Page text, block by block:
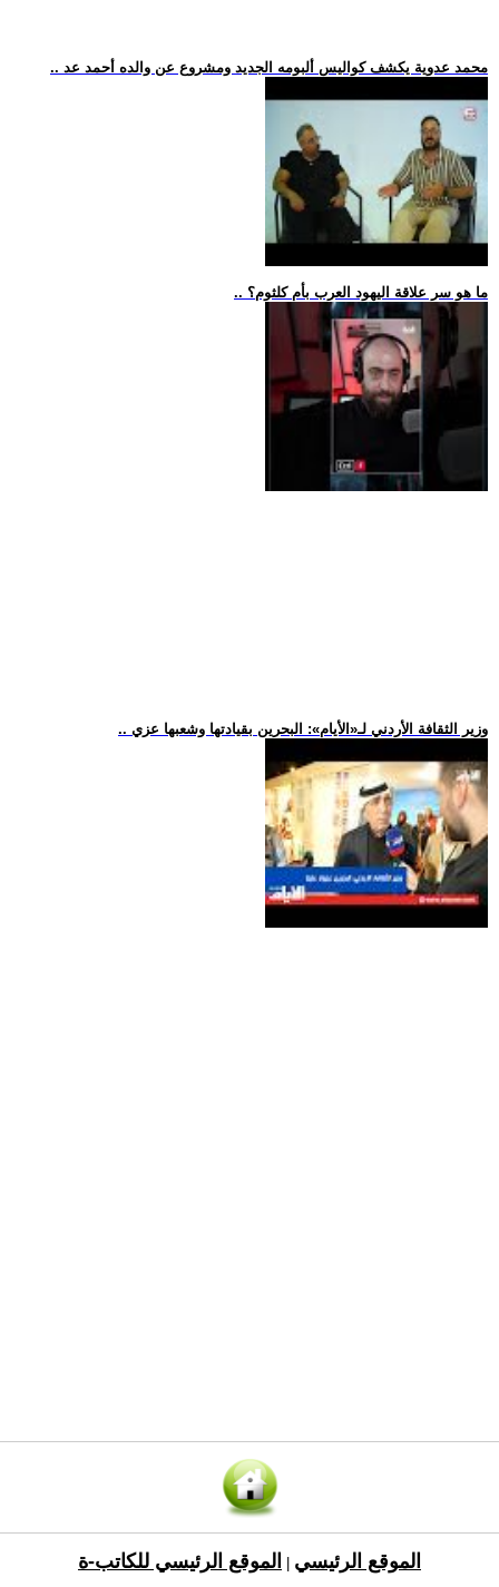
.. محمد عدوية يكشف كواليس ألبومه الجديد ومشروع عن والده أحمد عد
.. ما هو سر علاقة اليهود العرب بأم كلثوم؟
.. وزير الثقافة الأردني لـ«الأيام»: البحرين بقيادتها وشعبها عزي
الموقع الرئيسي الموقع الرئيسي للكاتب-ة